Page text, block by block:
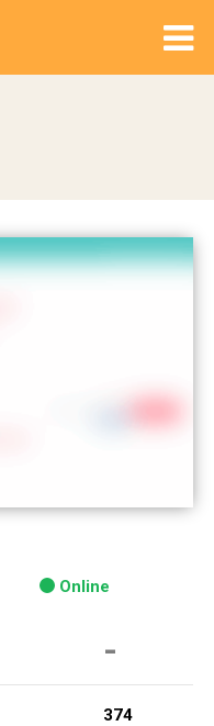
Online
-
374